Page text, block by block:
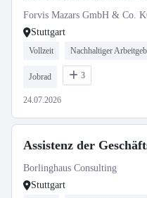
Forvis Mazars GmbH & Co.
Stuttgart
Vollzeit Nachhaltiger
Jobrad 3
24.07.2026
Assistenz der
Borlinghaus Consulting
Stuttgart